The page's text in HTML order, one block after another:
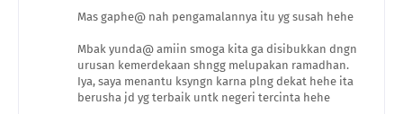
Mas gaphe@ nah pengamalannya itu yg susah hehe
Mbak yunda@ amiin smoga kita ga disibukkan dngn
urusan kemerdekaan shngg melupakan ramadhan.
Iya, saya menantu ksyngn karna plng dekat hehe ita
berusha jd yg terbaik untk negeri tercinta hehe